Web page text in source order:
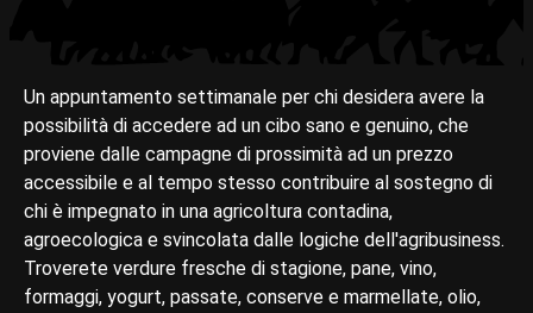
Un appuntamento settimanale per chi desidera avere la
possibilità di accedere ad un cibo sano e genuino, che
proviene dalle campagne di prossimità ad un prezzo
accessibile e al tempo stesso contribuire al sostegno di
chi è impegnato in una agricoltura contadina,
agroecologica e svincolata dalle logiche dell'agribusiness.
Troverete verdure fresche di stagione, pane, vino,
formaggi, yogurt, passate, conserve e marmellate, olio,